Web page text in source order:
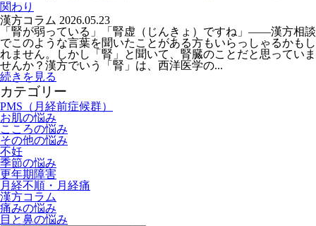
関わり
漢方コラム 2026.05.23
「腎が弱っている」「腎虚（じんきょ）ですね」——漢方相談
でこのような言葉を聞いたことがある方もいらっしゃるかもし
れません。しかし「腎」と聞いて、腎臓のことだと思っていま
せんか？漢方でいう「腎」は、西洋医学の...
続きを見る
カテゴリー
PMS（月経前症候群）
お肌の悩み
こころの悩み
その他の悩み
不妊
季節の悩み
更年期障害
月経不順・月経痛
漢方コラム
痛みの悩み
目と鼻の悩み